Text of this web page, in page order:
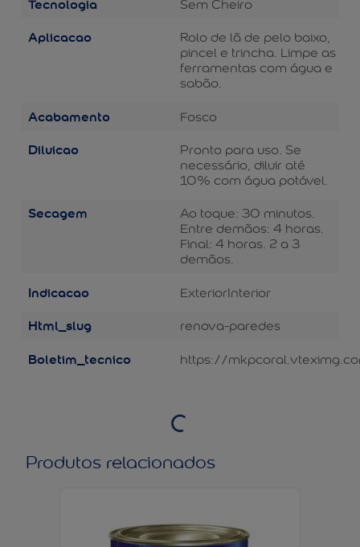
Sem Cheiro
Aplicacao
Rolo de lã de pelo baixo,
pincel e trincha. Limpe as
ferramentas com água e
sabão.
Acabamento Fosco
Diluicao
Pronto para uso. Se
necessário, diluir até
10% com água potável.
Secagem
Ao toque: 30 minutos.
Entre demãos: 4 horas.
Final: 4 horas. 2 a 3
demãos.
Indicacao ExteriorInterior
Html_slug renova-paredes
Boletim_tecnico https://
Produtos relacionados